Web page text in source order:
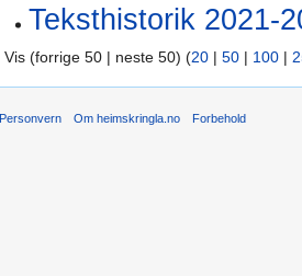
Teksthistorik 2021-
Vis (forrige 50 | neste 50) (20 | 50 | 100 |
Personvern Om heimskringla.no Forbehold